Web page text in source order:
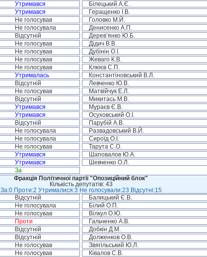
Утримався Білецький А.Є.
Утримався Геращенко І.В.
Не голосував Головко М.Й.
Не голосувала Денисенко А.П.
Відсутній Дерев’янко Ю.Б.
Не голосував Дідич В.В.
Не голосував Дубінін О.І.
Не голосував Жеваго К.В.
Не голосував Клюєв С.П.
Утрималась Константіновський В.Л.
Відсутній Левченко Ю.В.
Не голосував Матвійчук Е.Л.
Відсутній Микитась М.В.
Утримався Мураєв Є.В.
Утримався Осуховський О.І.
Відсутній Парубій А.В.
Не голосувала Развадовський В.Й.
Не голосувала Сироїд О.І.
Не голосував Тарута С.О.
Утримався Шаповалов Ю.А.
Утримався Шевченко О.Л.
За
Фракція Політичної партії "Опозиційний блок"
Кількість депутатів: 43
За:0 Проти:2 Утрималися:3 Не голосували:23 Відсутні:15
Відсутній Балицький Є.В.
Не голосувала Білий О.П.
Не голосував Вілкул О.Ю.
Проти Гальченко А.В.
Відсутній Добкін Д.М.
Відсутній Долженков О.В.
Не голосував Звягільський Ю.Л.
Не голосував Ківалов С.В.